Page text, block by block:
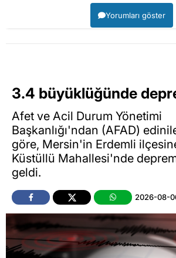
Yorumları göster
3.4 büyüklüğünde
Afet ve Acil Durum Yönetimi
Başkanlığı'ndan (AFAD)
göre, Mersin'in Erdemli
Küstüllü Mahallesi'nde
geldi.
2026-08-